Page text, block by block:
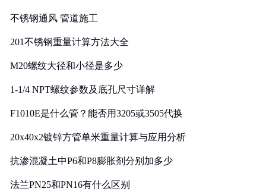
不锈钢通风 管道施工
201不锈钢重量计算方法大全
M20螺纹大径和小径是多少
1-1/4 NPT螺纹参数及底孔尺寸详解
F1010E是什么管？能否用3205或3505代换
20x40x2镀锌方管单米重量计算与应用分析
抗渗混凝土中P6和P8膨胀剂分别加多少
法兰PN25和PN16有什么区别